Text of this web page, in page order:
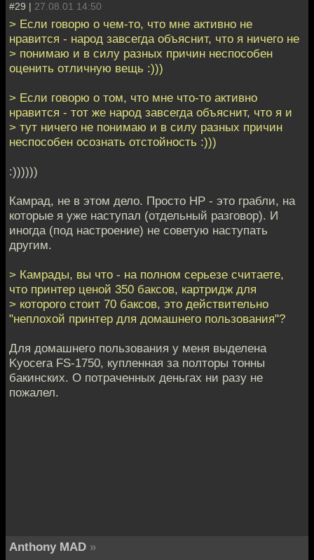
#29 | 27.08.01 14:50
> Если говорю о чем-то, что мне активно не
нравится - народ завсегда объяснит, что я ничего не
> понимаю и в силу разных причин неспособен
оценить отличную вещь :)))
> Если говорю о том, что мне что-то активно
нравится - тот же народ завсегда объяснит, что я и
> тут ничего не понимаю и в силу разных причин
неспособен осознать отстойность :)))
:))))))
Камрад, не в этом дело. Просто HP - это грабли, на
которые я уже наступал (отдельный разговор). И
иногда (под настроение) не советую наступать
другим.
> Камрады, вы что - на полном серьезе считаете,
что принтер ценой 350 баксов, картридж для
> которого стоит 70 баксов, это действительно
"неплохой принтер для домашнего пользования"?
Для домашнего пользования у меня выделена
Kyocera FS-1750, купленная за полторы тонны
бакинских. О потраченных деньгах ни разу не
пожалел.
Anthony MAD »